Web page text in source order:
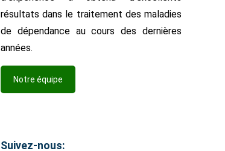
résultats dans le traitement des maladies
de dépendance au cours des dernières
années.
Notre équipe
Suivez-nous: